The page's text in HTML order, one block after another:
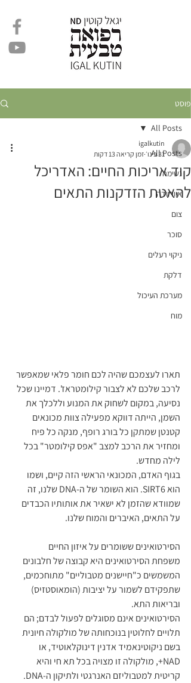
פוסט
All Posts
נשימה
איורוודה
צום
סוכר
ניקוי רעלים
דלקת
מערכת העיכול
מוח
All Posts
קוד אריכות החיים: האדריכל
להאטת הזדקנות התאים
igalkutin
31 בינו׳
זמן קריאה 13 דקות
תארו לעצמכם שהיה לכם חומר פלאי שמאפשר
לרכב שלכם לא לצבור קילומטראז'. דמיינו שכל
נסיעה, במקום לשחוק את המנוע וללכלך את
השמן, הייתה דווקא מפעילה צוות מכונאים
קטנטן שמתקן כל בורג רופף, מנקה כל פיח
ומחזיר את הרכב למצב "אפס קילומטר" בכל
לילה מחדש.
בגוף האדם, המכונאי הראשי הזה קיים, ושמו
הוא SIRT6. הוא השומר של ה-DNA שלנו, זה
שמוודא שהזמן לא ישאיר את אותותיו הכבדים
על התאים, האיברים והמוח שלנו.
הסירטואינים ששומרים על איזון החיים
משפחת הסירטואינים היא קבוצה של חלבונים
המשמשים כ"חיישנים מטבוליים" מתוחכמים,
שתפקידם לשמור על יציבות (הומאוסטזיס)
ובריאות התא.
הסירטואינים אינם מסוגלים לפעול לבדם; הם
תלויים לחלוטין בנוכחותה של מולקולה חיונית
בשם ניקוטינאמיד אדנין דינוקלאוטיד, או
NAD+, מולקולה זו מצויה בכל תא חי והיא
קריטית למטבוליזם האנרגטי ולתיקון ה-DNA.